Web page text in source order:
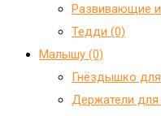
Развивающие
Тедди (0)
Малышу (0)
Гнёздышко
Держатели